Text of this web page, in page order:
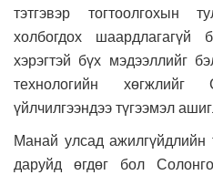
тэтгэвэр тогтоолгохын
холбогдох шаардлагагүй
хэрэгтэй бүх мэдээллийг
технологийн
үйлчилгээндээ түгээмэл
Манай улсад ажилгүйдлийн
даруйд өгдөг бол